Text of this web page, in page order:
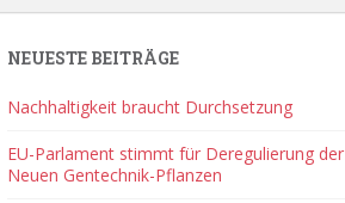
NEUESTE BEITRÄGE
Nachhaltigkeit braucht Durchsetzung
EU-Parlament stimmt für Deregulierung der
Neuen Gentechnik-Pflanzen